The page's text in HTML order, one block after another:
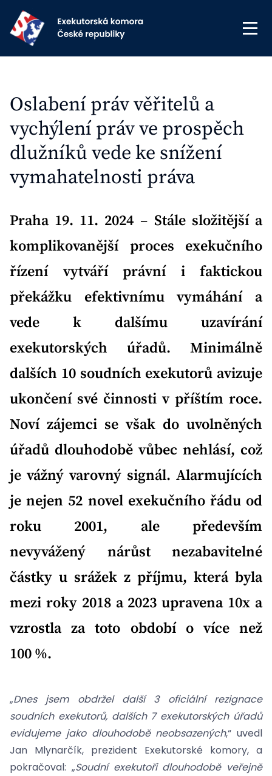
Oslabení práv věřitelů a
vychýlení práv ve prospěch
dlužníků vede ke snížení
vymahatelnosti práva
Praha 19. 11. 2024 – Stále složitější a
komplikovanější proces exekučního
řízení vytváří právní i faktickou
překážku efektivnímu vymáhání a
vede k dalšímu uzavírání
exekutorských úřadů. Minimálně
dalších 10 soudních exekutorů avizuje
ukončení své činnosti v příštím roce.
Noví zájemci se však do uvolněných
úřadů dlouhodobě vůbec nehlásí, což
je vážný varovný signál. Alarmujících
je nejen 52 novel exekučního řádu od
roku 2001, ale především
nevyvážený nárůst nezabavitelné
částky u srážek z příjmu, která byla
mezi roky 2018 a 2023 upravena 10x a
vzrostla za toto období o více než
100 %.
„Dnes jsem obdržel další 3 oficiální rezignace
soudních exekutorů, dalších 7 exekutorských úřadů
evidujeme jako dlouhodobě neobsazených,“ uvedl
Jan Mlynarčík, prezident Exekutorské komory, a
pokračoval: „Soudní exekutoři dlouhodobě veřejně